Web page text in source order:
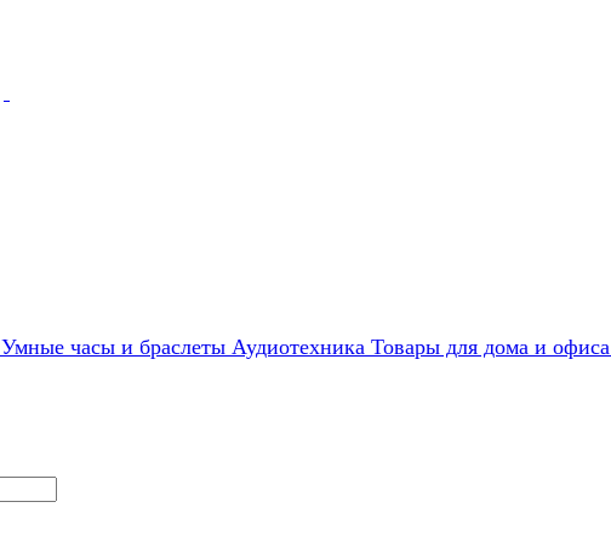
Умные часы и браслеты Аудиотехника Товары для дома и офиса